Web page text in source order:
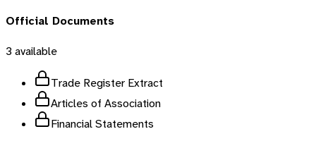
Official Documents
3 available
Trade Register Extract
Articles of Association
Financial Statements